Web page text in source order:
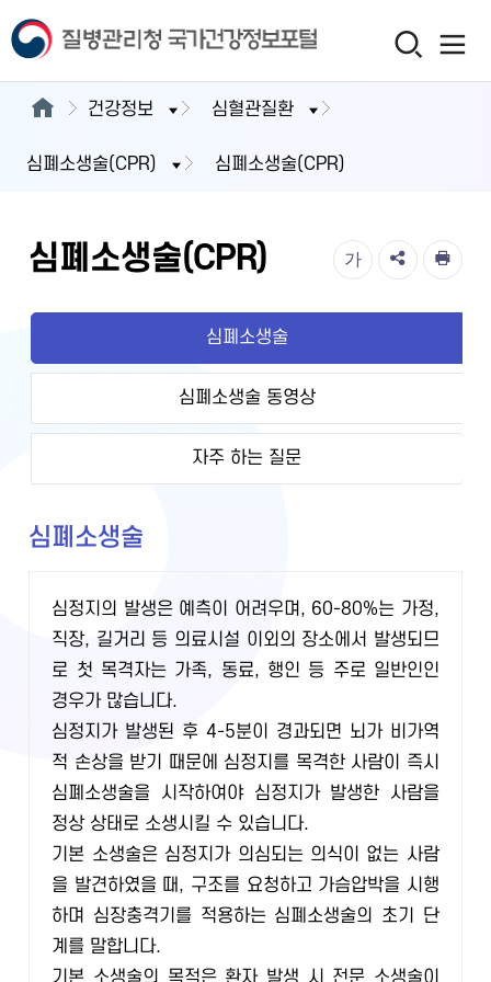
건강정보 심혈관질환
심폐소생술(CPR) 심폐소생술(CPR)
심폐소생술(CPR) 가
심폐소생술
심폐소생술 동영상
자주 하는 질문
심폐소생술
심정지의 발생은 예측이 어려우며, 60-80%는 가정,
직장, 길거리 등 의료시설 이외의 장소에서 발생되므
로 첫 목격자는 가족, 동료, 행인 등 주로 일반인인
경우가 많습니다.
심정지가 발생된 후 4-5분이 경과되면 뇌가 비가역
적 손상을 받기 때문에 심정지를 목격한 사람이 즉시
심폐소생술을 시작하여야 심정지가 발생한 사람을
정상 상태로 소생시킬 수 있습니다.
기본 소생술은 심정지가 의심되는 의식이 없는 사람
을 발견하였을 때, 구조를 요청하고 가슴압박을 시행
하며 심장충격기를 적용하는 심폐소생술의 초기 단
계를 말합니다.
기본 소생술의 목적은 환자 발생 시 전문 소생술이